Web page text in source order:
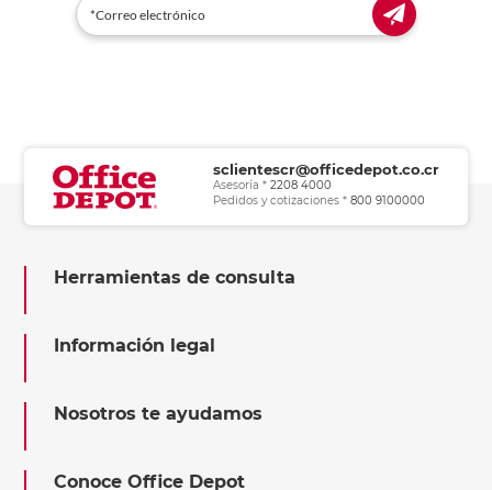
sclientescr@officedepot.co.cr
Asesoría *2208 4000
Pedidos y cotizaciones *800 9100000
Herramientas de consulta
Información legal
Nosotros te ayudamos
Conoce Office Depot